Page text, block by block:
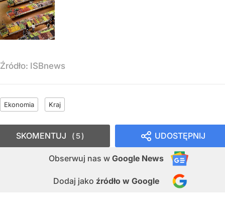
Źródło: ISBnews
Ekonomia Kraj
UDOSTĘPNIJ
Obserwuj nas w Google News
Dodaj jako źródło w Google
SKOMENTUJ 5